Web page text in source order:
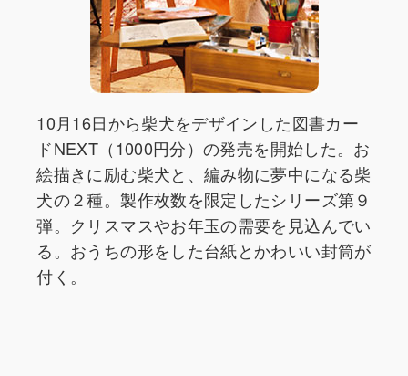
10月16日から柴犬をデザインした図書カー
ドNEXT（1000円分）の発売を開始した。お
絵描きに励む柴犬と、編み物に夢中になる柴
犬の２種。製作枚数を限定したシリーズ第９
弾。クリスマスやお年玉の需要を見込んでい
る。おうちの形をした台紙とかわいい封筒が
付く。